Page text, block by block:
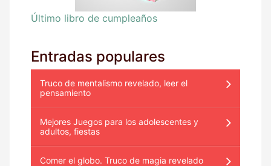
Último libro de cumpleaños
Entradas populares
Truco de mentalismo revelado, leer el
pensamiento
Mejores Juegos para los adolescentes y
adultos, fiestas
Comer el globo. Truco de magia revelado